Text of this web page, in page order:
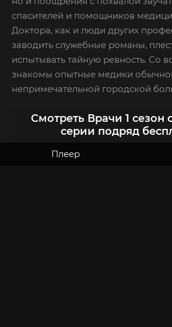
спасителей и помощников
Доктора, как и люди других
заводить служебные романы,
испытывать тайную ревность. Со
знакомы опытные медики
непримечательной городской
Смотреть Врачи 1 сезон
серии подряд
Плеер